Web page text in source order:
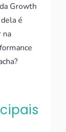
Growth
é
na